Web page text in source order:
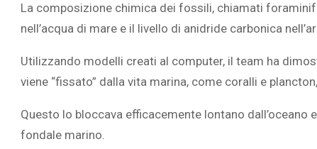
La composizione chimica dei fossili, chiamati
nell’acqua di mare e il livello di anidride carbonica
Utilizzando modelli creati al computer, il team ha
viene “fissato” dalla vita marina, come coralli e
Questo lo bloccava efficacemente lontano
fondale marino.